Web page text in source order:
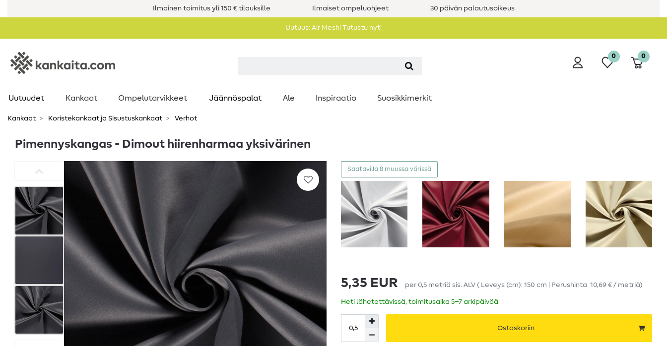
Ilmainen toimitus yli 150 € tilauksille Ilmaiset ompeluohjeet 30 päivän palautusoikeus
Uutuus: Air Mesh! Tutustu nyt!
0 0
Uutuudet Kankaat Ompelutarvikkeet Jäännöspalat Ale Inspiraatio Suosikkimerkit
Kankaat Koristekankaat ja Sisustuskankaat Verhot
Pimennyskangas - Dimout hiirenharmaa yksivärinen
Saatavilla 8 muussa värissä
5,35 EUR per 0,5 metriä sis. ALV ( Leveys (cm): 150 cm | Perushinta 10,69 € / metriä)
Heti lähetettävissä, toimitusaika 5–7 arkipäivää
Ostoskoriin